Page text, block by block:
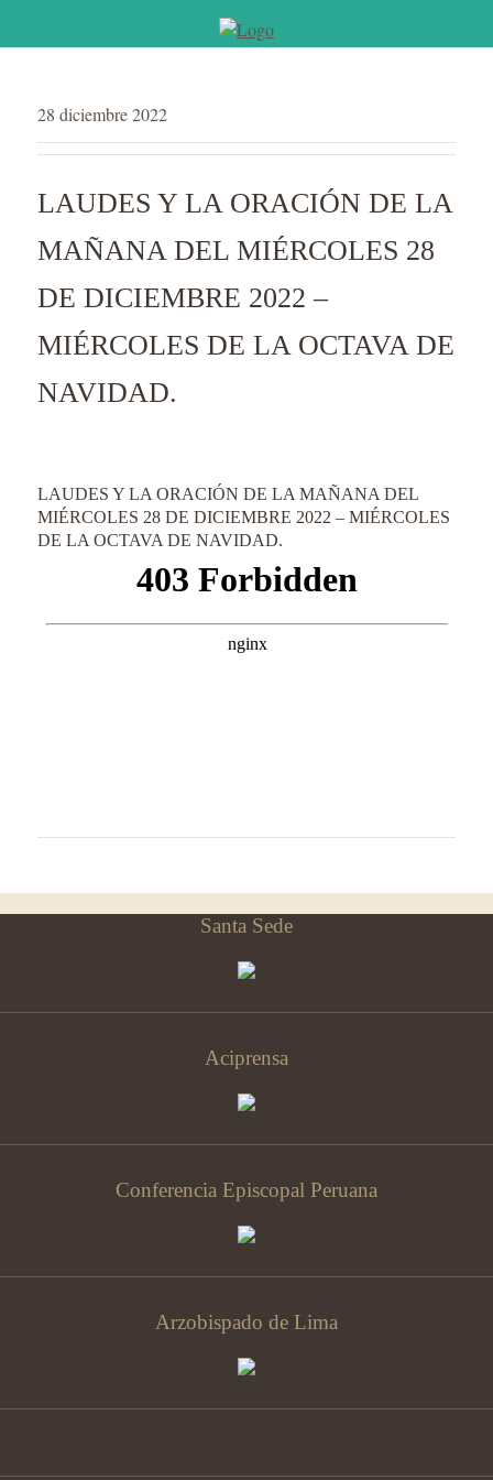
28 diciembre 2022
LAUDES Y LA ORACIÓN DE LA
MAÑANA DEL MIÉRCOLES 28
DE DICIEMBRE 2022 –
MIÉRCOLES DE LA OCTAVA DE
NAVIDAD.
LAUDES Y LA ORACIÓN DE LA MAÑANA DEL
MIÉRCOLES 28 DE DICIEMBRE 2022 – MIÉRCOLES
DE LA OCTAVA DE NAVIDAD.
Santa Sede
Aciprensa
Conferencia Episcopal Peruana
Arzobispado de Lima